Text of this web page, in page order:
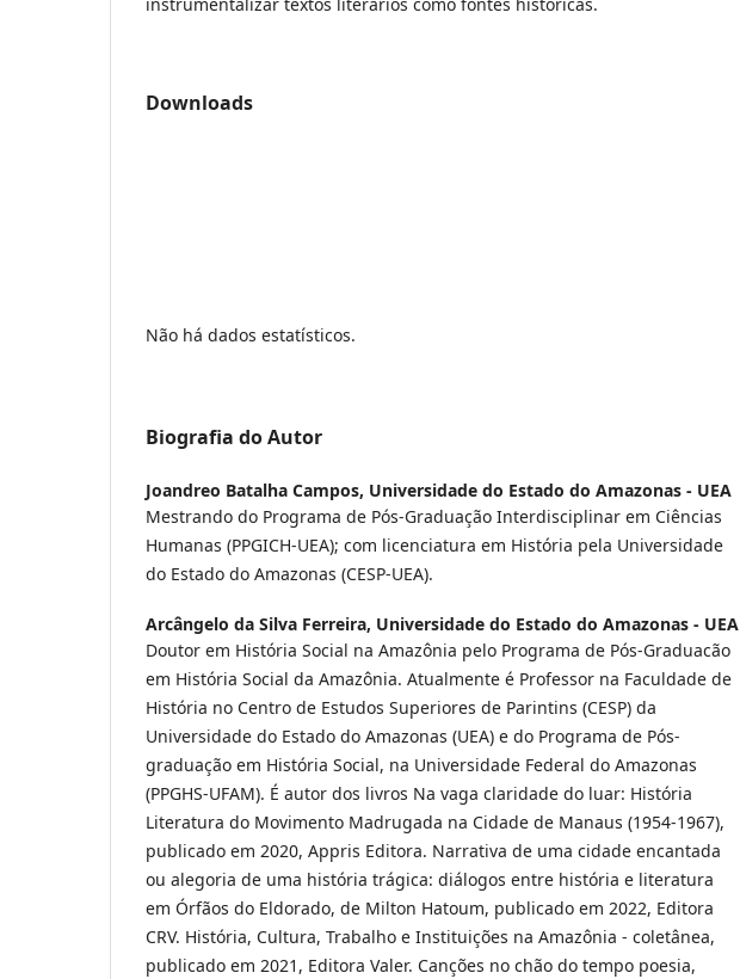
Downloads
Não há dados estatísticos.
Biografia do Autor
Joandreo Batalha Campos, Universidade do Estado do Amazonas - UEA
Mestrando do Programa de Pós-Graduação Interdisciplinar em Ciências
Humanas (PPGICH-UEA); com licenciatura em História pela Universidade
do Estado do Amazonas (CESP-UEA).
Arcângelo da Silva Ferreira, Universidade do Estado do Amazonas - UEA
Doutor em História Social na Amazônia pelo Programa de Pós-Graduacão
em História Social da Amazônia. Atualmente é Professor na Faculdade de
História no Centro de Estudos Superiores de Parintins (CESP) da
Universidade do Estado do Amazonas (UEA) e do Programa de Pós-
graduação em História Social, na Universidade Federal do Amazonas
(PPGHS-UFAM). É autor dos livros Na vaga claridade do luar: História
Literatura do Movimento Madrugada na Cidade de Manaus (1954-1967),
publicado em 2020, Appris Editora. Narrativa de uma cidade encantada
ou alegoria de uma história trágica: diálogos entre história e literatura
em Órfãos do Eldorado, de Milton Hatoum, publicado em 2022, Editora
CRV. História, Cultura, Trabalho e Instituições na Amazônia - coletânea,
publicado em 2021, Editora Valer. Canções no chão do tempo poesia,